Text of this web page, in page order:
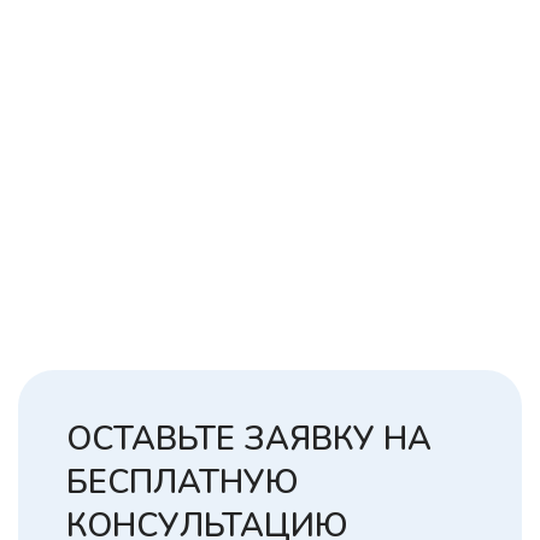
ОСТАВЬТЕ ЗАЯВКУ НА
БЕСПЛАТНУЮ
КОНСУЛЬТАЦИЮ